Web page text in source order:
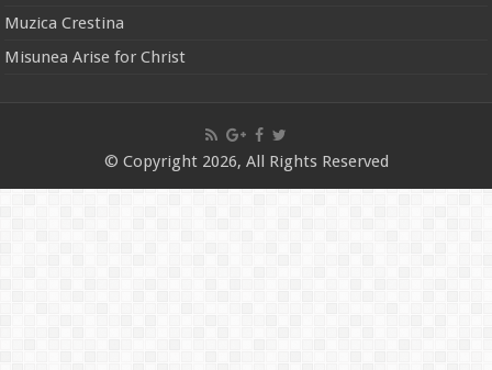
Muzica Crestina
Misunea Arise for Christ
© Copyright 2026, All Rights Reserved